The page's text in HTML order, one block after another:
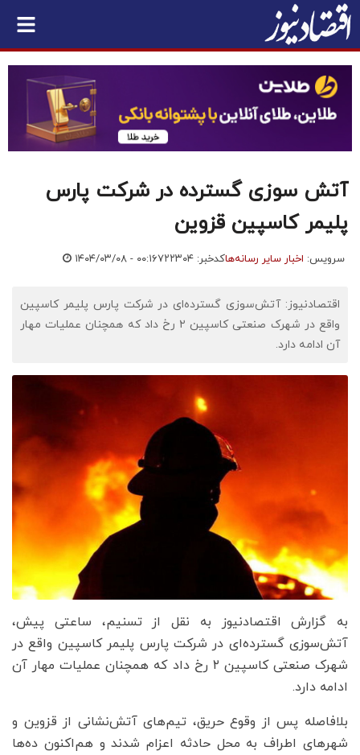
آتش سوزی گسترده در شرکت پارس
پلیمر کاسپین قزوین
سرویس: اخبار سایر رسانه‌هاکدخبر: ۷۲۲۳۰۴ ۱۴۰۴/۰۳/۰۸ - ۰۰:۱۶
اقتصادنیوز: آتش‌سوزی گسترده‌ای در شرکت پارس پلیمر کاسپین
واقع در شهرک صنعتی کاسپین ۲ رخ داد که همچنان عملیات مهار
آن ادامه دارد.
به گزارش اقتصادنیوز به نقل از تسنیم، ساعتی پیش،
آتش‌سوزی گسترده‌ای در شرکت پارس پلیمر کاسپین واقع در
شهرک صنعتی کاسپین ۲ رخ داد که همچنان عملیات مهار آن
ادامه دارد.
بلافاصله پس از وقوع حریق، تیم‌های آتش‌نشانی از قزوین و
شهرهای اطراف به محل حادثه اعزام شدند و هم‌اکنون ده‌ها